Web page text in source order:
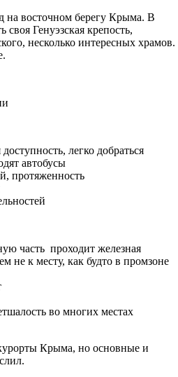
восточном берегу Крыма. В
Генуэзская крепость,
несколько интересных храмов.
легко добраться
автобусы
протяженность
часть проходит железная
не к месту, как будто в промзоне
во многих местах
Крыма, но основные и